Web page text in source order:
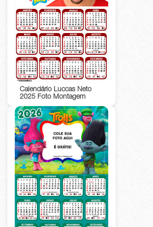
Calendário Luccas Neto
2025 Foto Montagem